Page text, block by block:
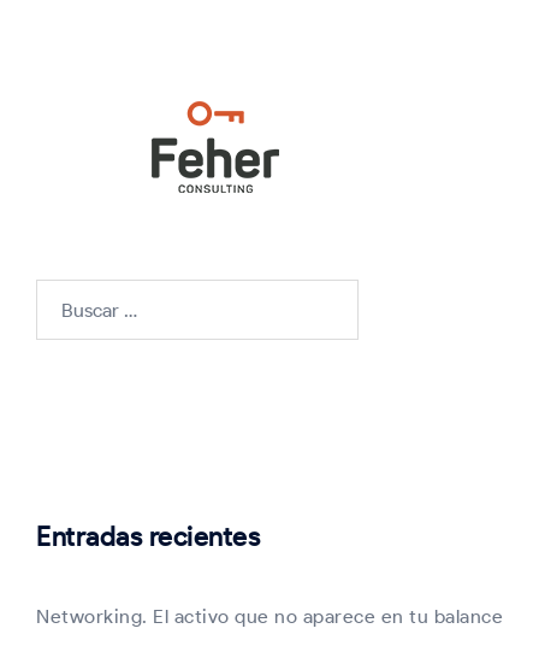
Entradas recientes
Networking. El activo que no aparece en tu balance